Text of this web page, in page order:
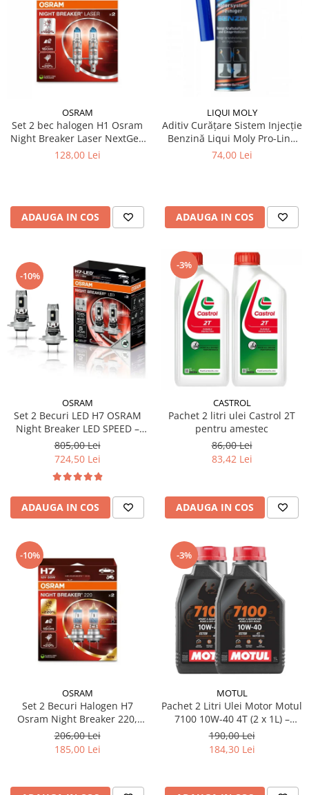
OSRAM
Set 2 bec halogen H1 Osram
Night Breaker Laser NextGen
+150%
128,00 Lei
ADAUGA IN COS
LIQUI MOLY
Aditiv Curățare Sistem Injecție
Benzină Liqui Moly Pro-Line
(300 ml) - Tratament
74,00 Lei
ADAUGA IN COS
-10%
OSRAM
Set 2 Becuri LED H7 OSRAM
Night Breaker LED SPEED –
Street Legal, 6000K, Design
1:1, Montaj Rapid
805,00 Lei
724,50 Lei
ADAUGA IN COS
-3%
CASTROL
Pachet 2 litri ulei Castrol 2T
pentru amestec
86,00 Lei
83,42 Lei
ADAUGA IN COS
-10%
OSRAM
Set 2 Becuri Halogen H7
Osram Night Breaker 220,
+220% Mai Multa Lumina,
Fascicul 150m, 12V, 55W,
PX26d, Next Generation
206,00 Lei
185,00 Lei
-3%
MOTUL
Pachet 2 Litri Ulei Motor Motul
7100 10W-40 4T (2 x 1L) –
100% Sintetic, API SP, JASO
MA2
190,00 Lei
184,30 Lei